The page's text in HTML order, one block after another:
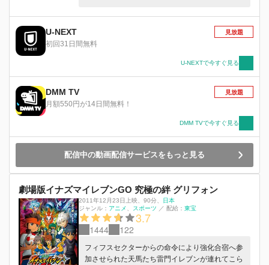
ー」の選手で…。
U-NEXT
初回31日間無料
見放題
U-NEXTで今すぐ見る
DMM TV
月額550円が14日間無料！
見放題
DMM TVで今すぐ見る
配信中の動画配信サービスをもっと見る
劇場版イナズマイレブンGO 究極の絆 グリフォン
2011年12月23日上映 90分
日本
ジャンル： アニメ スポーツ ／ 配給： 東宝
3.7
1444 122
フィフスセクターからの命令により強化合宿へ参
加させられた天馬たち雷門イレブンが連れてこら